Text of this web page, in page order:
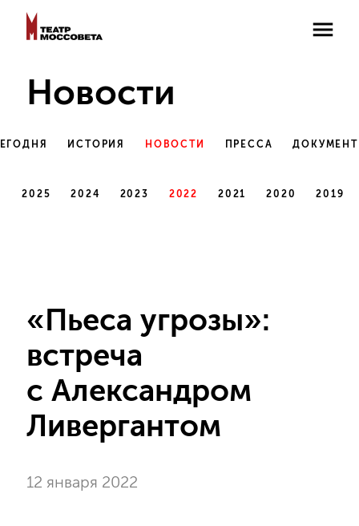
Новости
ИСТОРИЯ НОВОСТИ ПРЕССА
2025 2024 2023 2022 2021 2020 2019
«Пьеса угрозы»:
встреча
с Александром
Ливергантом
12 января 2022